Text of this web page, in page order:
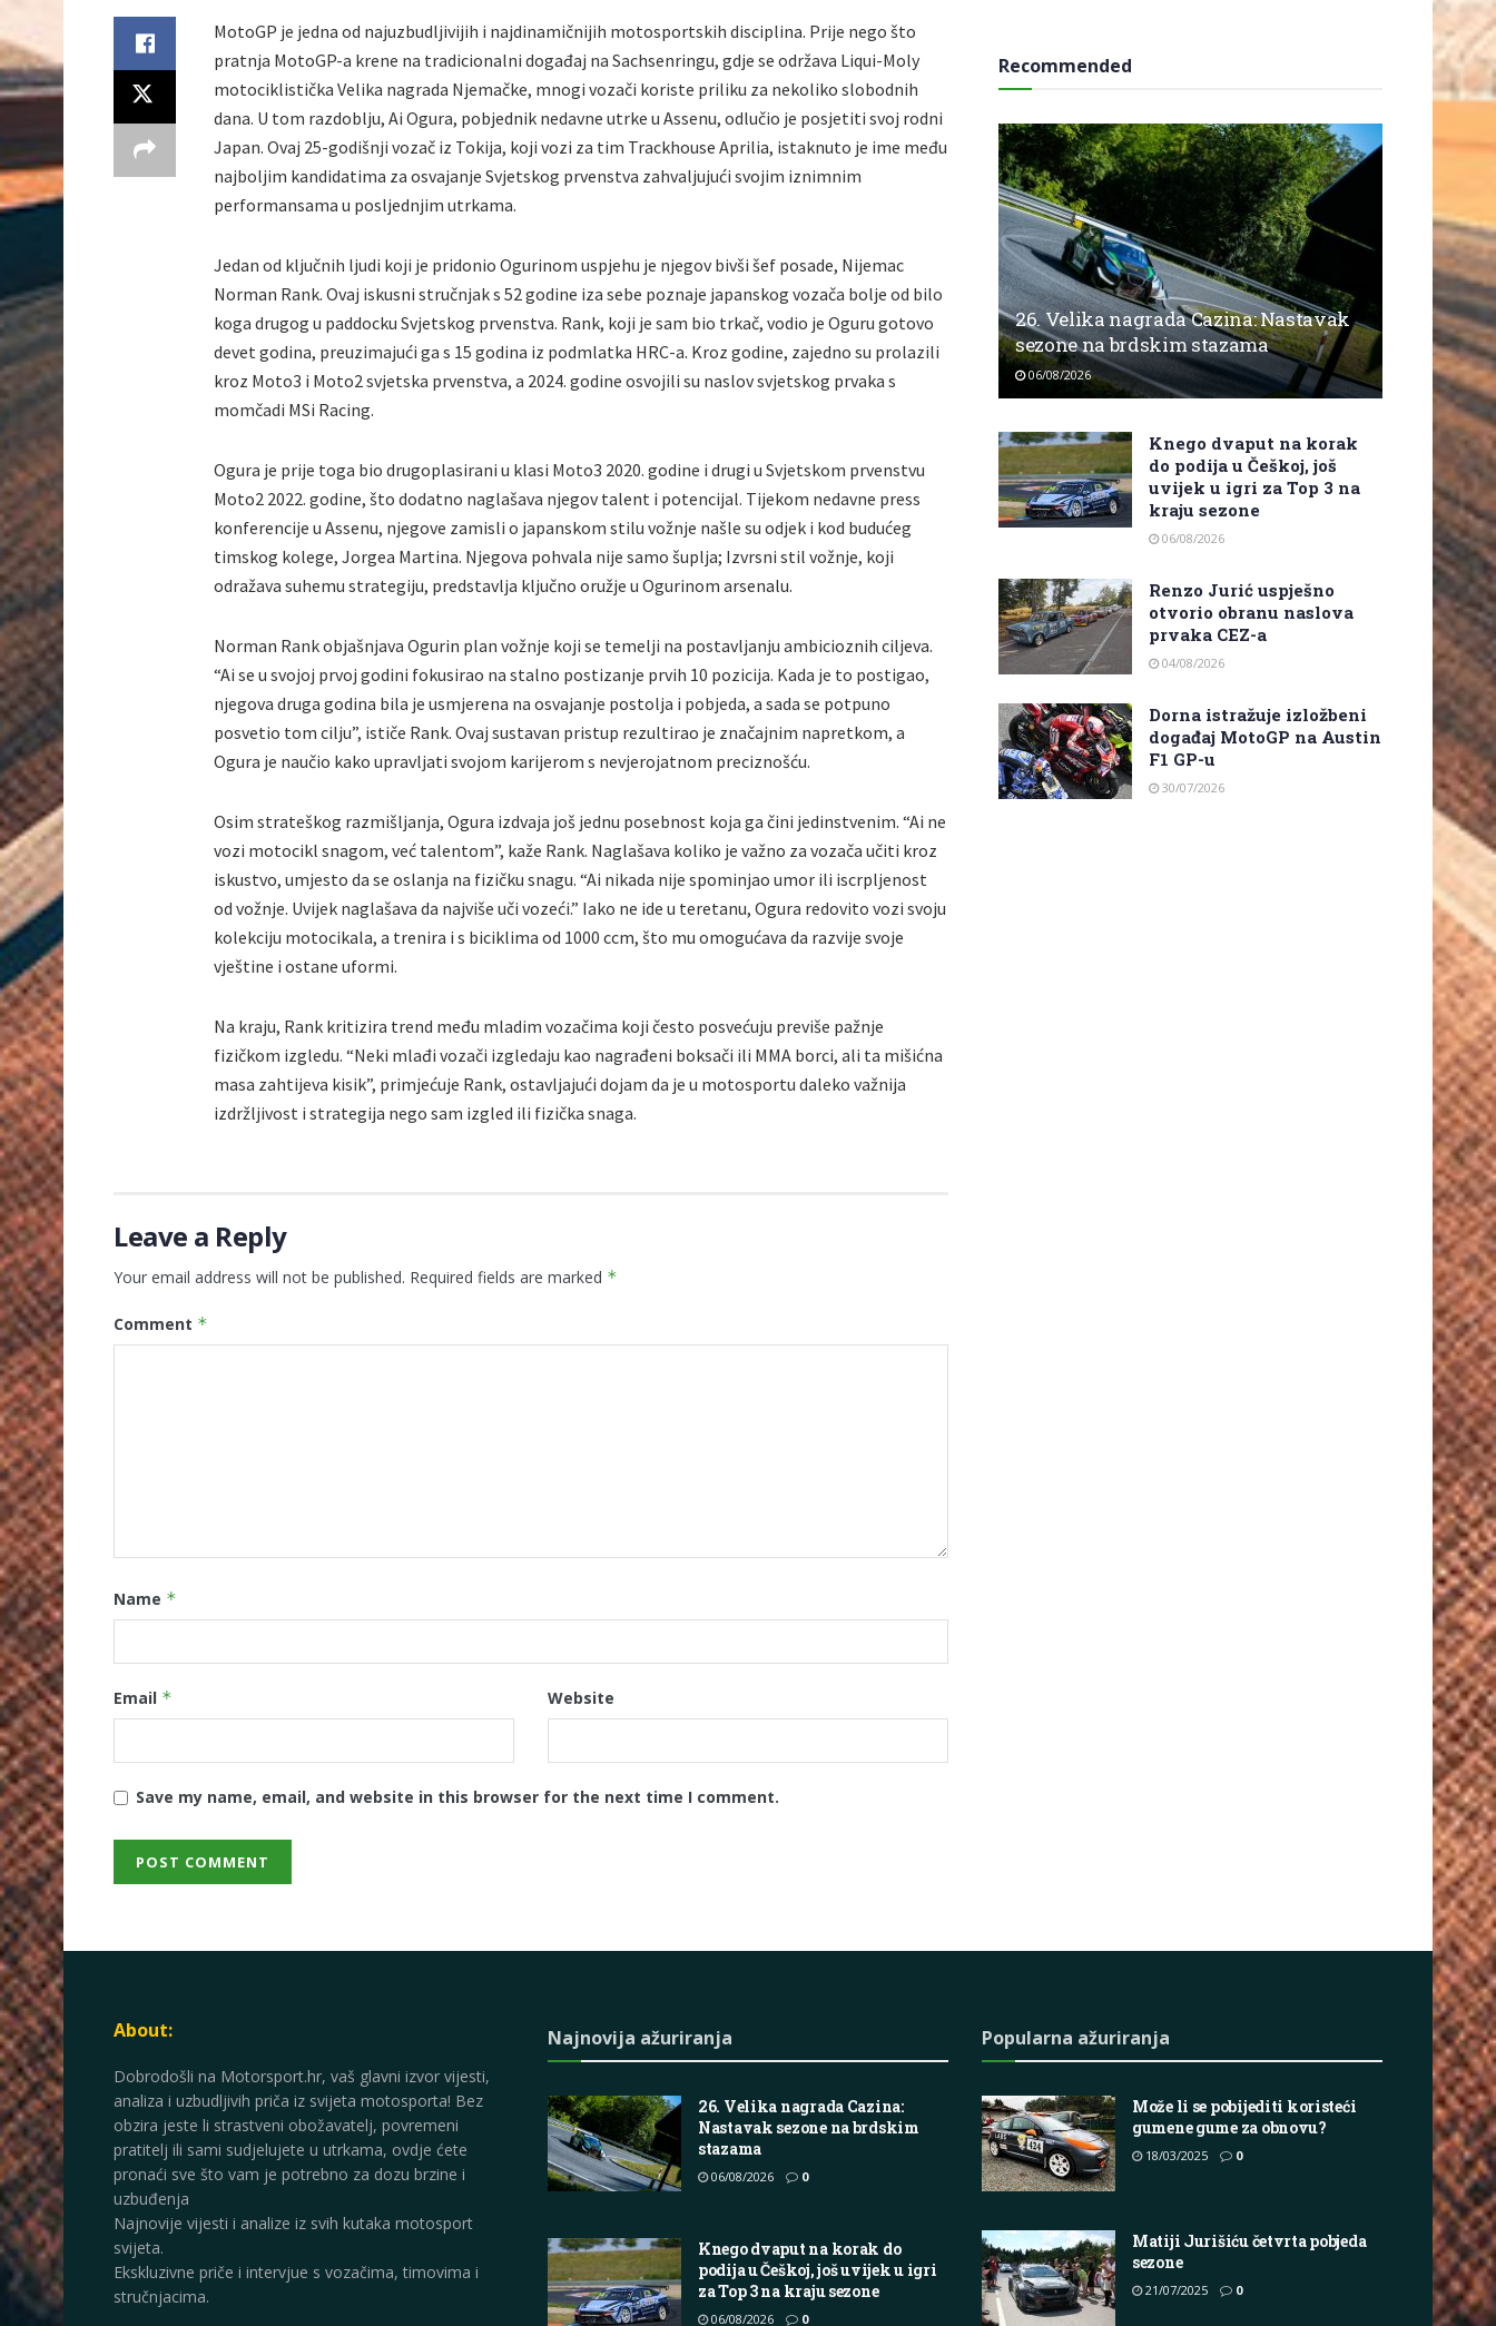
MotoGP je jedna od najuzbudljivijih i najdinamičnijih motosportskih disciplina. Prije nego što
pratnja MotoGP-a krene na tradicionalni događaj na Sachsenringu, gdje se održava Liqui-Moly
motociklistička Velika nagrada Njemačke, mnogi vozači koriste priliku za nekoliko slobodnih
dana. U tom razdoblju, Ai Ogura, pobjednik nedavne utrke u Assenu, odlučio je posjetiti svoj rodni
Japan. Ovaj 25-godišnji vozač iz Tokija, koji vozi za tim Trackhouse Aprilia, istaknuto je ime među
najboljim kandidatima za osvajanje Svjetskog prvenstva zahvaljujući svojim iznimnim
performansama u posljednjim utrkama.
Jedan od ključnih ljudi koji je pridonio Ogurinom uspjehu je njegov bivši šef posade, Nijemac
Norman Rank. Ovaj iskusni stručnjak s 52 godine iza sebe poznaje japanskog vozača bolje od bilo
koga drugog u paddocku Svjetskog prvenstva. Rank, koji je sam bio trkač, vodio je Oguru gotovo
devet godina, preuzimajući ga s 15 godina iz podmlatka HRC-a. Kroz godine, zajedno su prolazili
kroz Moto3 i Moto2 svjetska prvenstva, a 2024. godine osvojili su naslov svjetskog prvaka s
momčadi MSi Racing.
Ogura je prije toga bio drugoplasirani u klasi Moto3 2020. godine i drugi u Svjetskom prvenstvu
Moto2 2022. godine, što dodatno naglašava njegov talent i potencijal. Tijekom nedavne press
konferencije u Assenu, njegove zamisli o japanskom stilu vožnje našle su odjek i kod budućeg
timskog kolege, Jorgea Martina. Njegova pohvala nije samo šuplja; Izvrsni stil vožnje, koji
odražava suhemu strategiju, predstavlja ključno oružje u Ogurinom arsenalu.
Norman Rank objašnjava Ogurin plan vožnje koji se temelji na postavljanju ambicioznih ciljeva.
“Ai se u svojoj prvoj godini fokusirao na stalno postizanje prvih 10 pozicija. Kada je to postigao,
njegova druga godina bila je usmjerena na osvajanje postolja i pobjeda, a sada se potpuno
posvetio tom cilju”, ističe Rank. Ovaj sustavan pristup rezultirao je značajnim napretkom, a
Ogura je naučio kako upravljati svojom karijerom s nevjerojatnom preciznošću.
Osim strateškog razmišljanja, Ogura izdvaja još jednu posebnost koja ga čini jedinstvenim. “Ai ne
vozi motocikl snagom, već talentom”, kaže Rank. Naglašava koliko je važno za vozača učiti kroz
iskustvo, umjesto da se oslanja na fizičku snagu. “Ai nikada nije spominjao umor ili iscrpljenost
od vožnje. Uvijek naglašava da najviše uči vozeći.” Iako ne ide u teretanu, Ogura redovito vozi svoju
kolekciju motocikala, a trenira i s biciklima od 1000 ccm, što mu omogućava da razvije svoje
vještine i ostane uformi.
Na kraju, Rank kritizira trend među mladim vozačima koji često posvećuju previše pažnje
fizičkom izgledu. “Neki mlađi vozači izgledaju kao nagrađeni boksači ili MMA borci, ali ta mišićna
masa zahtijeva kisik”, primjećuje Rank, ostavljajući dojam da je u motosportu daleko važnija
izdržljivost i strategija nego sam izgled ili fizička snaga.
Leave a Reply
Your email address will not be published. Required fields are marked *
Comment *
Name *
Email * Website
Save my name, email, and website in this browser for the next time I comment.
Recommended
26. Velika nagrada Cazina: Nastavak
sezone na brdskim stazama
06/08/2026
Knego dvaput na korak
do podija u Češkoj, još
uvijek u igri za Top 3 na
kraju sezone
06/08/2026
Renzo Jurić uspješno
otvorio obranu naslova
prvaka CEZ-a
04/08/2026
Dorna istražuje izložbeni
događaj MotoGP na Austin
F1 GP-u
30/07/2026
About:
Dobrodošli na Motorsport.hr, vaš glavni izvor vijesti,
analiza i uzbudljivih priča iz svijeta motosporta! Bez
obzira jeste li strastveni obožavatelj, povremeni
pratitelj ili sami sudjelujete u utrkama, ovdje ćete
pronaći sve što vam je potrebno za dozu brzine i
uzbuđenja
Najnovije vijesti i analize iz svih kutaka motosport
svijeta.
Ekskluzivne priče i intervjue s vozačima, timovima i
stručnjacima.
Najnovija ažuriranja
26. Velika nagrada Cazina:
Nastavak sezone na brdskim
stazama
06/08/2026 0
Knego dvaput na korak do
podija u Češkoj, još uvijek u igri
za Top 3 na kraju sezone
06/08/2026 0
Popularna ažuriranja
Može li se pobijediti koristeći
gumene gume za obnovu?
18/03/2025 0
Matiji Jurišiću četvrta pobjeda
sezone
21/07/2025 0